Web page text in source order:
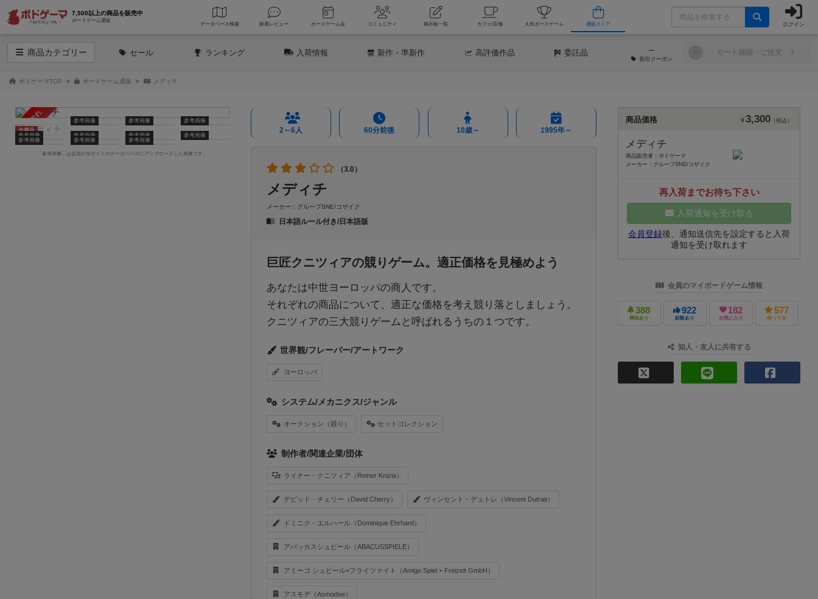
7,500以上の商品を販売中
ボードゲーム通販
データベース 検索 新着レビュー ボードゲーム会 コミュニティ 掲示板一覧 カフェ/店舗 人気ボードゲーム 通販ストア ログイン
商品カテゴリー セール ランキング 入荷情報 新作 ・準新作 高評価作品 委託品 ─
割引 クーポン
カート確認・ご注文
ボドゲーマTOP ボードゲーム通販 メディチ
売り切れ
当商品
参考画像 参考画像 参考画像
参考画像 参考画像 参考画像
参考画像
参考画像
参考画像 参考画像
「参考画像」は会員が当サイトのデータベースにアップロードした画像です。
2～6人 60分前後 10歳～ 1995年～
（3.0）
メディチ
メーカー：グループSNE/コザイク
日本語ルール付き/日本語版
巨匠クニツィアの競りゲーム。適正価格を見極めよう
あなたは中世ヨーロッパの商人です。
それぞれの商品について、適正な価格を考え競り落としましょう。
クニツィアの三大競りゲームと呼ばれるうちの１つです。
世界観/フレーバー/アートワーク
ヨーロッパ
システム/メカニクス/ジャンル
オークション（競り） セットコレクション
制作者/関連企業/団体
ライナー・クニツィア（Reiner Knizia）
デビッド・チェリー（David Cherry） ヴィンセント・デュトレ（Vincent Dutrait）
ドミニク・エルハール（Dominique Ehrhard）
アバッカスシュピール（ABACUSSPIELE）
アミーゴ シュピール+フライツァイト（Amigo Spiel + Freizeit GmbH）
アスモデ（Asmodee）
商品価格 ¥3,300 （税込）
メディチ
商品販売者：ボドゲーマ
メーカー：グループSNE/コザイク
再入荷までお待ち下さい
入荷通知を受け取る
会員登録後、通知送信先を設定すると入荷
通知を受け取れます
会員のマイボードゲーム情報
388
興味あり
922
経験あり
182
お気に入り
577
持ってる
知人・友人に共有する